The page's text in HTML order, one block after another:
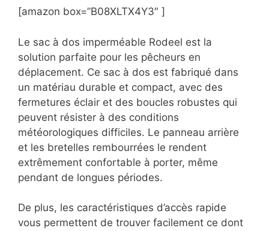
[amazon box=”B08XLTX4Y3″ ]
Le sac à dos imperméable Rodeel est la
solution parfaite pour les pêcheurs en
déplacement. Ce sac à dos est fabriqué dans
un matériau durable et compact, avec des
fermetures éclair et des boucles robustes qui
peuvent résister à des conditions
météorologiques difficiles. Le panneau arrière
et les bretelles rembourrées le rendent
extrêmement confortable à porter, même
pendant de longues périodes.
De plus, les caractéristiques d’accès rapide
vous permettent de trouver facilement ce dont